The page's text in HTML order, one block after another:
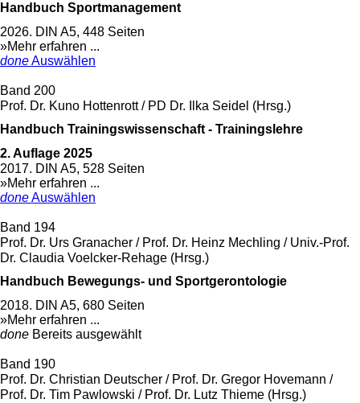
Handbuch Sportmanagement
2026. DIN A5, 448 Seiten
»Mehr erfahren ...
doneAuswählen
Band 200
Prof. Dr. Kuno Hottenrott / PD Dr. Ilka Seidel (Hrsg.)
Handbuch Trainingswissenschaft - Trainingslehre
2. Auflage 2025
2017. DIN A5, 528 Seiten
»Mehr erfahren ...
doneAuswählen
Band 194
Prof. Dr. Urs Granacher / Prof. Dr. Heinz Mechling / Univ.-Prof.
Dr. Claudia Voelcker-Rehage (Hrsg.)
Handbuch Bewegungs- und Sportgerontologie
2018. DIN A5, 680 Seiten
»Mehr erfahren ...
done Bereits ausgewählt
Band 190
Prof. Dr. Christian Deutscher / Prof. Dr. Gregor Hovemann /
Prof. Dr. Tim Pawlowski / Prof. Dr. Lutz Thieme (Hrsg.)